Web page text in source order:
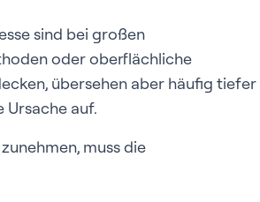
sind bei großen
oder oberflächliche
übersehen aber häufig tiefer
Ursache auf.
muss die